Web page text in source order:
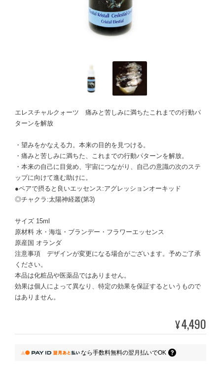
エレスチャルクォーツ 痛みと苦しみに満ちたこれまでの行動パ
ターンを解放
・望みをかなえる力。本来の目的を見つける。
・痛みと苦しみに満ちた、これまでの行動パターンを解放。
・本来の自己に目覚め、宇宙につながり、自己の意識の次のステ
ップに向けて進む助けに。
●ペアで摂ると良いエッセンス:アグレッションオーキッド
◎チャクラ:太陽神経叢(第3)
サイズ 15ml
原材料 水・海塩・ブランデー・フラワーエッセンス
原産国 オランダ
注意事項 デザインが変更になる場合がございます。予めご了承
ください。
本品は化粧品や医薬品ではありません。
効果は個人によって異なり、特定の効果を保証するというもので
はありません。
¥4,490
なら手数料無料の翌月払いでOK